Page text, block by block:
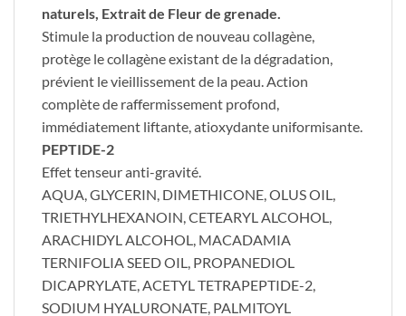
naturels, Extrait de Fleur de grenade.
Stimule la production de nouveau collagène,
protège le collagène existant de la dégradation,
prévient le vieillissement de la peau. Action
complète de raffermissement profond,
immédiatement liftante, atioxydante uniformisante.
PEPTIDE-2
Effet tenseur anti-gravité.
AQUA, GLYCERIN, DIMETHICONE, OLUS OIL,
TRIETHYLHEXANOIN, CETEARYL ALCOHOL,
ARACHIDYL ALCOHOL, MACADAMIA
TERNIFOLIA SEED OIL, PROPANEDIOL
DICAPRYLATE, ACETYL TETRAPEPTIDE-2,
SODIUM HYALURONATE, PALMITOYL